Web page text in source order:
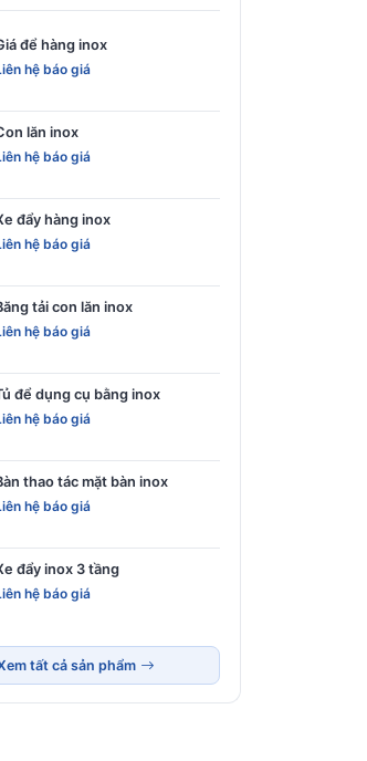
để hàng inox
hệ báo giá
lăn inox
hệ báo giá
đẩy hàng inox
hệ báo giá
tải con lăn inox
hệ báo giá
để dụng cụ bằng inox
hệ báo giá
thao tác mặt bàn inox
hệ báo giá
đẩy inox 3 tầng
hệ báo giá
tất cả sản phẩm